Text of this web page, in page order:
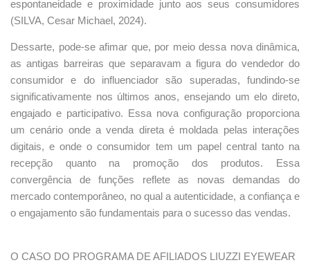
espontaneidade e proximidade junto aos seus consumidores
(SILVA, Cesar Michael, 2024).
Dessarte, pode-se afimar que, por meio dessa nova dinâmica,
as antigas barreiras que separavam a figura do vendedor do
consumidor e do influenciador são superadas, fundindo-se
significativamente nos últimos anos, ensejando um elo direto,
engajado e participativo. Essa nova configuração proporciona
um cenário onde a venda direta é moldada pelas interações
digitais, e onde o consumidor tem um papel central tanto na
recepção quanto na promoção dos produtos. Essa
convergência de funções reflete as novas demandas do
mercado contemporâneo, no qual a autenticidade, a confiança e
o engajamento são fundamentais para o sucesso das vendas.
O CASO DO PROGRAMA DE AFILIADOS LIUZZI EYEWEAR